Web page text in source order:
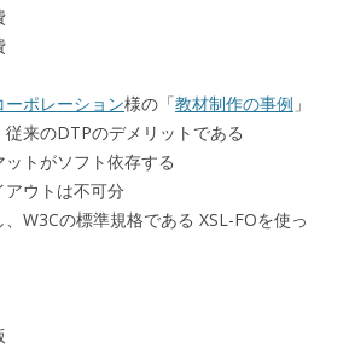
ポレーション様の「教材制作の事例 」
来のDTPのデメリットである
トがソフト依存する
ウトは不可分
W3Cの標準規格である XSL-FOを使っ